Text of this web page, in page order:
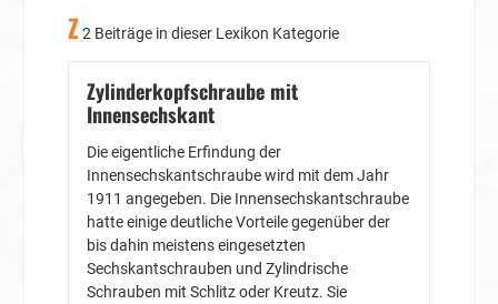
Z2 Beiträge in dieser Lexikon Kategorie
Zylinderkopfschraube mit
Innensechskant
Die eigentliche Erfindung der
Innensechskantschraube wird mit dem Jahr
1911 angegeben. Die Innensechskantschraube
hatte einige deutliche Vorteile gegenüber der
bis dahin meistens eingesetzten
Sechskantschrauben und Zylindrische
Schrauben mit Schlitz oder Kreutz. Sie